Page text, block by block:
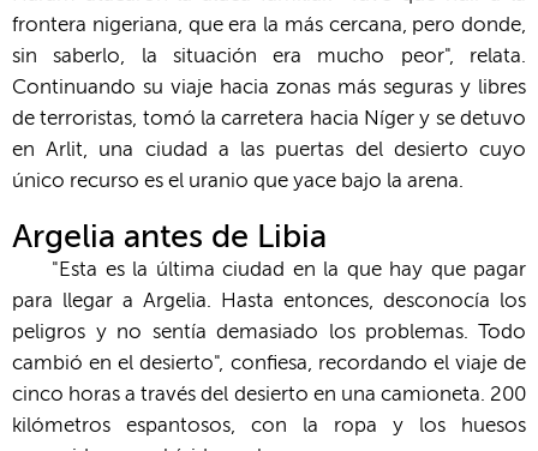
frontera nigeriana, que era la más cercana, pero donde,
sin saberlo, la situación era mucho peor", relata.
Continuando su viaje hacia zonas más seguras y libres
de terroristas, tomó la carretera hacia Níger y se detuvo
en Arlit, una ciudad a las puertas del desierto cuyo
único recurso es el uranio que yace bajo la arena.
Argelia antes de Libia
"Esta es la última ciudad en la que hay que pagar
para llegar a Argelia. Hasta entonces, desconocía los
peligros y no sentía demasiado los problemas. Todo
cambió en el desierto", confiesa, recordando el viaje de
cinco horas a través del desierto en una camioneta. 200
kilómetros espantosos, con la ropa y los huesos